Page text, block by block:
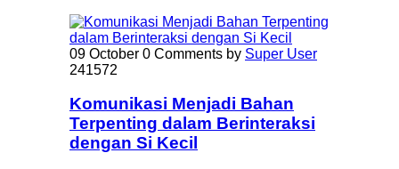
09 October 0 Comments by Super User
241572
Komunikasi Menjadi Bahan
Terpenting dalam Berinteraksi
dengan Si Kecil